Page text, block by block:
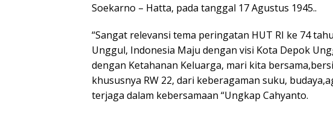
Soekarno – Hatta, pada tanggal 17 Agustus 1945..
“Sangat relevansi tema peringatan HUT RI ke 74
Unggul, Indonesia Maju dengan visi Kota Depok
dengan Ketahanan Keluarga, mari kita
khususnya RW 22, dari keberagaman suku,
terjaga dalam kebersamaan “Ungkap Cahyanto.